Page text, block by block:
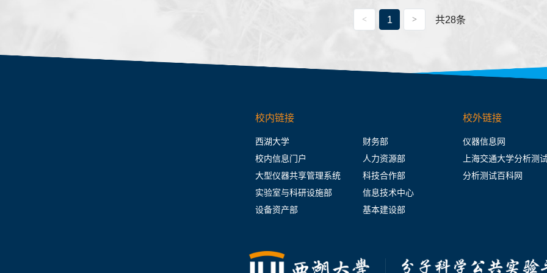
1 共28条
校内链接
西湖大学
校内信息门户
大型仪器共享管理系统
实验室与科研设施部
设备资产部
财务部
人力资源部
科技合作部
信息技术中心
基本建设部
校外链接
仪器信息网
上海交通大学分析测
分析测试百科网